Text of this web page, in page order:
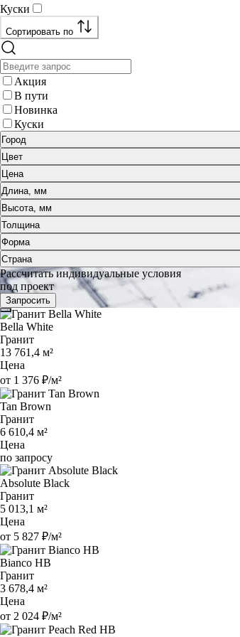
Куски
Сортировать по
Акция
В пути
Новинка
Куски
Город
Цвет
Цена
Длина, мм
Высота, мм
Толщина
Форма
Страна
Рассчитать индивидуальные условия
под проект
Запросить
Bella White
Гранит
13 761,4 м²
Цена
от 1 376 ₽/м²
Tan Brown
Гранит
6 610,4 м²
Цена
по запросу
Absolute Black
Гранит
5 013,1 м²
Цена
от 5 827 ₽/м²
Bianco HB
Гранит
3 678,4 м²
Цена
от 2 024 ₽/м²